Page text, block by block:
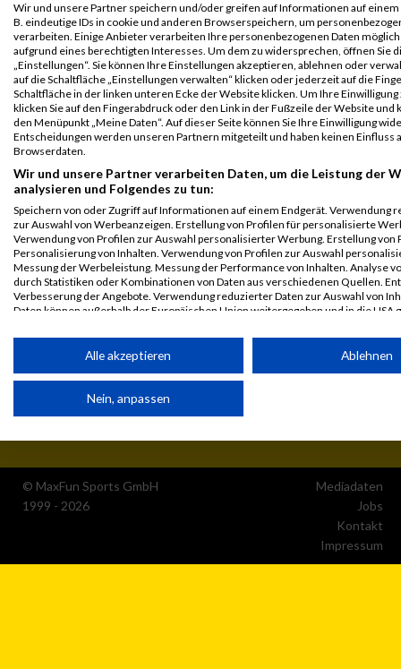
B2Run Köln
2024
Teamwertung
weiblich
8784 Sonja Nahles 0000 GER
Via-Intelli-
Immobilien
Legende:
GPos = Geschlechter Position, KPos = Kategorie Position, TPos =
Team Position, DNS = Did not start, DNF = Did not finish, DQ =
Disqualifiziert
© MaxFun Sports GmbH
1999 - 2026
Mediadaten
Jobs
Kontakt
Impressum
Wir und unsere Partner speichern und/oder greifen auf Informationen auf einem
B. eindeutige IDs in cookie und anderen Browserspeichern, um
verarbeiten. Einige Anbieter verarbeiten Ihre personenbezogenen Daten
aufgrund eines berechtigten Interesses. Um dem zu widersprechen, öffnen Sie
„Einstellungen“. Sie können Ihre Einstellungen akzeptieren, ablehnen oder
auf die Schaltfläche „Einstellungen verwalten“ klicken oder jederzeit auf die
Schaltfläche in der linken unteren Ecke der Website klicken. Um Ihre
klicken Sie auf den Fingerabdruck oder den Link in der Fußzeile der Website und
den Menüpunkt „Meine Daten“. Auf dieser Seite können Sie Ihre Einwilligung
Entscheidungen werden unseren Partnern mitgeteilt und haben keinen Einfluss
Browserdaten.
Wir und unsere Partner verarbeiten Daten, um die Leistung der
analysieren und Folgendes zu tun:
Speichern von oder Zugriff auf Informationen auf einem Endgerät. Verwendung
zur Auswahl von Werbeanzeigen. Erstellung von Profilen für personalisierte
Verwendung von Profilen zur Auswahl personalisierter Werbung. Erstellung von
Personalisierung von Inhalten. Verwendung von Profilen zur Auswahl
Messung der Werbeleistung. Messung der Performance von Inhalten. Analyse
durch Statistiken oder Kombinationen von Daten aus verschiedenen Quellen.
Verbesserung der Angebote. Verwendung reduzierter Daten zur Auswahl von
Daten können außerhalb der Europäischen Union weitergegeben und in die USA
Partnerliste anzeigen (1 IAB-Anbieter)
Wir nutzen Ihre Daten für folgende Zwecke:
Verwendung reduzierter Daten zur Auswahl von
Alle akzeptieren Ablehnen
Nein, anpassen